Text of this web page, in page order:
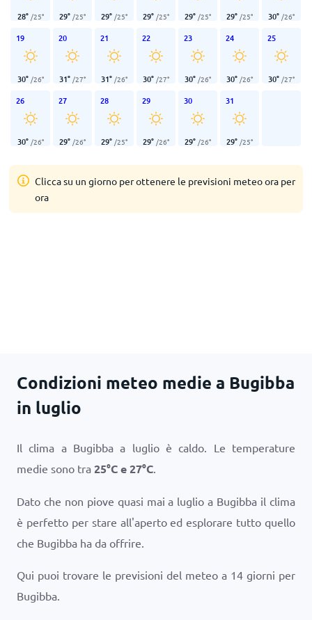
28° /25° 29° /25° 29° /25° 29° /25° 29° /25° 29° /25° 30° /26°
19
30° /26°
20
31° /27°
21
31° /26°
22
30° /27°
23
30° /26°
24
30° /26°
25
30° /27°
26
30° /26°
27
29° /26°
28
29° /25°
29
29° /26°
30
29° /26°
31
29° /25°
Clicca su un giorno per ottenere le previsioni meteo ora per
ora
Condizioni meteo medie a Bugibba
in luglio
Il clima a Bugibba a luglio è caldo. Le temperature
medie sono tra 25°Ce27°C.
Dato che non piove quasi mai a luglio a Bugibba il clima
è perfetto per stare all'aperto ed esplorare tutto quello
che Bugibba ha da offrire.
Qui puoi trovare le previsioni del meteo a 14 giorni per
Bugibba.